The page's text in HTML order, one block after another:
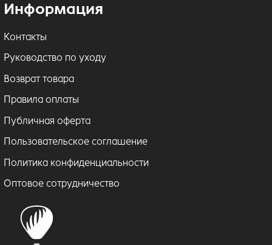
Информация
Контакты
Руководство по уходу
Возврат товара
Правила оплаты
Публичная оферта
Пользовательское соглашение
Политика конфиденциальности
Оптовое сотрудничество